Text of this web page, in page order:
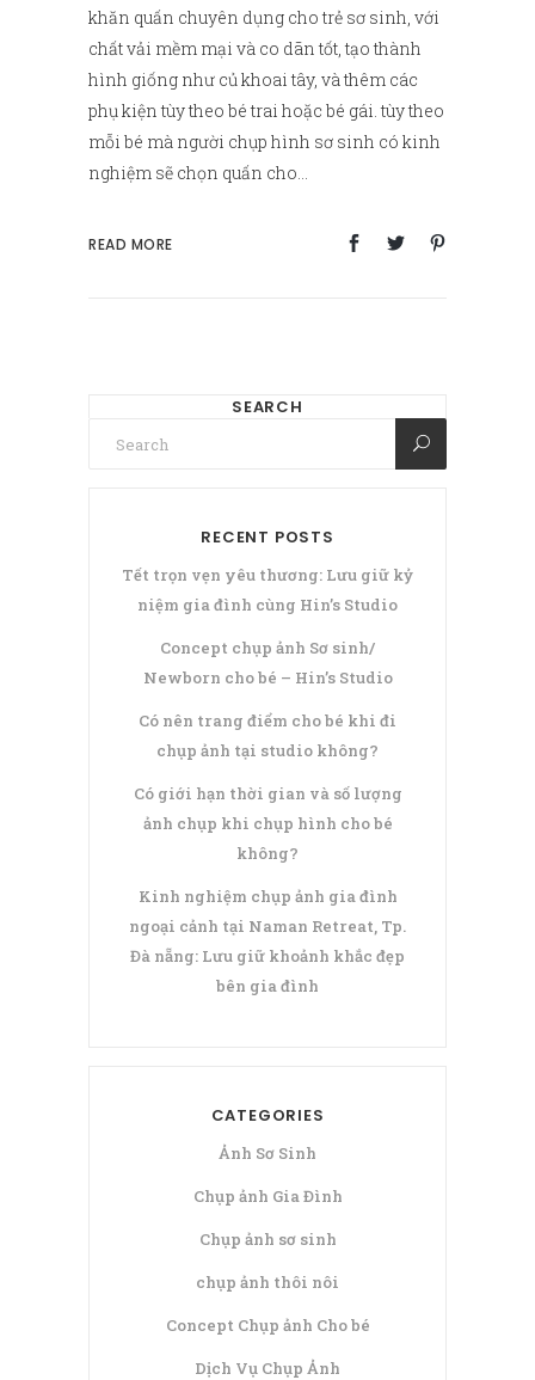
khăn quấn chuyên dụng cho trẻ sơ sinh, với
chất vải mềm mại và co dãn tốt, tạo thành
hình giống như củ khoai tây, và thêm các
phụ kiện tùy theo bé trai hoặc bé gái. tùy theo
mỗi bé mà người chụp hình sơ sinh có kinh
nghiệm sẽ chọn quấn cho...
READ MORE
SEARCH
RECENT POSTS
Tết trọn vẹn yêu thương: Lưu giữ kỷ
niệm gia đình cùng Hin’s Studio
Concept chụp ảnh Sơ sinh/
Newborn cho bé – Hin’s Studio
Có nên trang điểm cho bé khi đi
chụp ảnh tại studio không?
Có giới hạn thời gian và số lượng
ảnh chụp khi chụp hình cho bé
không?
Kinh nghiệm chụp ảnh gia đình
ngoại cảnh tại Naman Retreat, Tp.
Đà nẵng: Lưu giữ khoảnh khắc đẹp
bên gia đình
CATEGORIES
Ảnh Sơ Sinh
Chụp ảnh Gia Đình
Chụp ảnh sơ sinh
chụp ảnh thôi nôi
Concept Chụp ảnh Cho bé
Dịch Vụ Chụp Ảnh